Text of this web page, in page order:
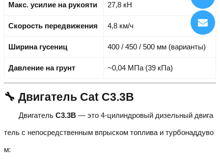
Макс. усилие на рукояти 27,8 кН
Скорость передвижения 4,8 км/ч
Ширина гусениц 400 / 450 / 500 мм (варианты)
Давление на грунт ~0,04 МПа (39 кПа)
🔧 Двигатель Cat C3.3B
Двигатель C3.3B — это 4-цилиндровый дизельный двига
тель с непосредственным впрыском топлива и турбонаддуво
м: